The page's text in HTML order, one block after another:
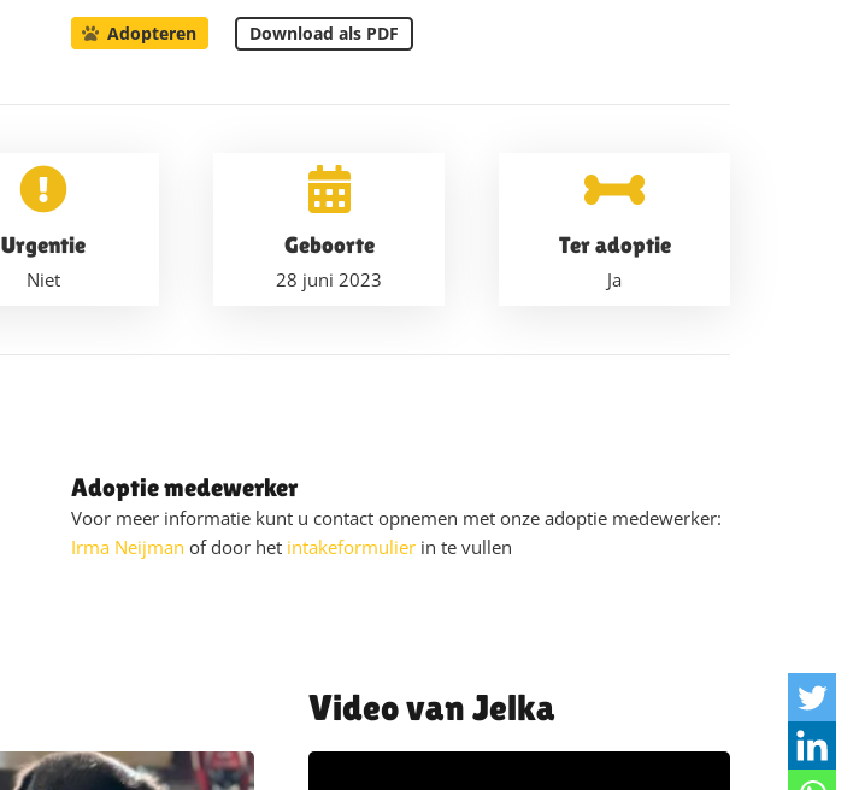
Adopteren Download als PDF
Urgentie
Niet
Geboorte
28 juni 2023
Ter adoptie
Ja
Adoptie medewerker
Voor meer informatie kunt u contact opnemen met onze adoptie medewerker:
Irma Neijman of door het intakeformulierin te vullen
Jelka